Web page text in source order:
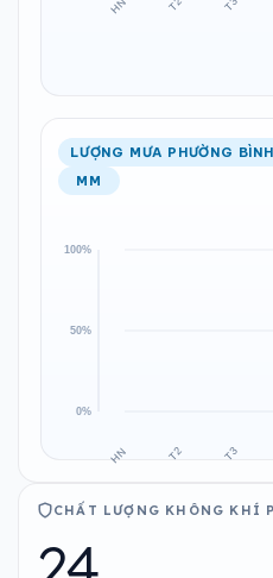
LƯỢNG MƯA PHƯỜNG
MM
CHẤT LƯỢNG KHÔNG KHÍ